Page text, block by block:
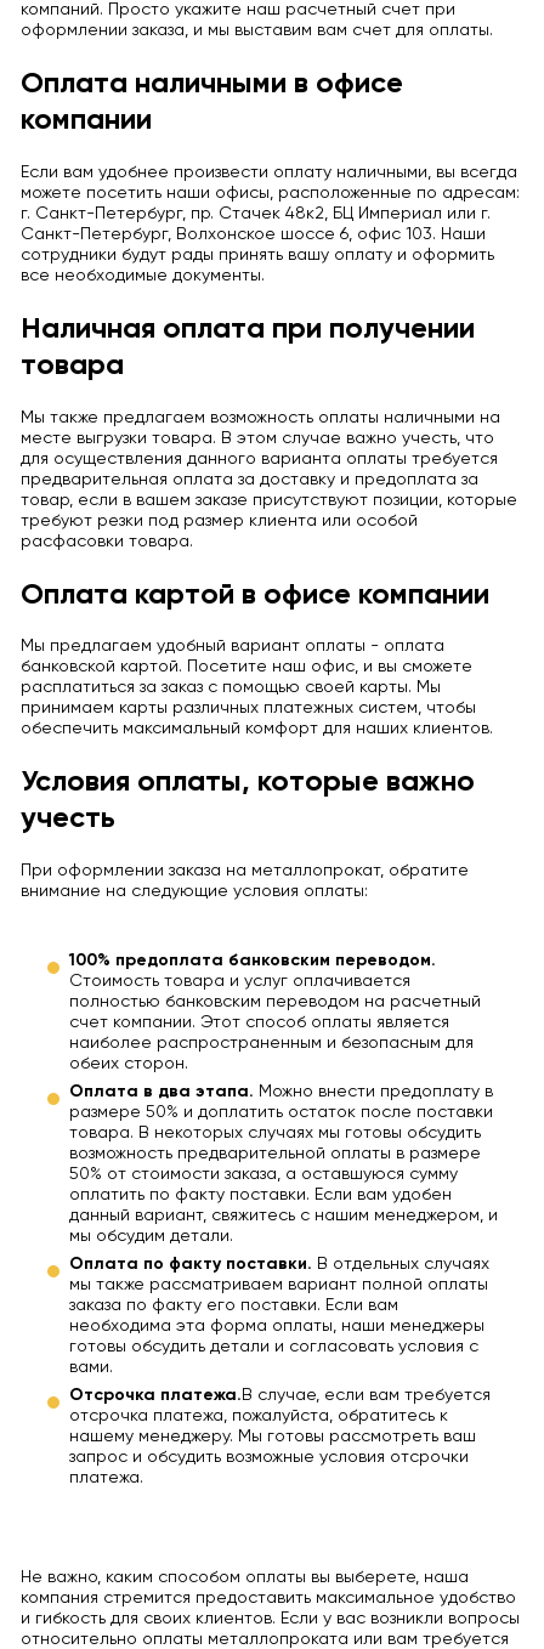
компаний. Просто укажите наш расчетный счет при
оформлении заказа, и мы выставим вам счет для оплаты.
Оплата наличными в офисе
компании
Если вам удобнее произвести оплату наличными, вы всегда
можете посетить наши офисы, расположенные по адресам:
г. Санкт-Петербург, пр. Стачек 48к2, БЦ Империал или г.
Санкт-Петербург, Волхонское шоссе 6, офис 103. Наши
сотрудники будут рады принять вашу оплату и оформить
все необходимые документы.
Наличная оплата при получении
товара
Мы также предлагаем возможность оплаты наличными на
месте выгрузки товара. В этом случае важно учесть, что
для осуществления данного варианта оплаты требуется
предварительная оплата за доставку и предоплата за
товар, если в вашем заказе присутствуют позиции, которые
требуют резки под размер клиента или особой
расфасовки товара.
Оплата картой в офисе компании
Мы предлагаем удобный вариант оплаты - оплата
банковской картой. Посетите наш офис, и вы сможете
расплатиться за заказ с помощью своей карты. Мы
принимаем карты различных платежных систем, чтобы
обеспечить максимальный комфорт для наших клиентов.
Условия оплаты, которые важно
учесть
При оформлении заказа на металлопрокат, обратите
внимание на следующие условия оплаты:
100% предоплата банковским переводом.
Стоимость товара и услуг оплачивается
полностью банковским переводом на расчетный
счет компании. Этот способ оплаты является
наиболее распространенным и безопасным для
обеих сторон.
Оплата в два этапа. Можно внести предоплату в
размере 50% и доплатить остаток после поставки
товара. В некоторых случаях мы готовы обсудить
возможность предварительной оплаты в размере
50% от стоимости заказа, а оставшуюся сумму
оплатить по факту поставки. Если вам удобен
данный вариант, свяжитесь с нашим менеджером, и
мы обсудим детали.
Оплата по факту поставки. В отдельных случаях
мы также рассматриваем вариант полной оплаты
заказа по факту его поставки. Если вам
необходима эта форма оплаты, наши менеджеры
готовы обсудить детали и согласовать условия с
вами.
Отсрочка платежа. В случае, если вам требуется
отсрочка платежа, пожалуйста, обратитесь к
нашему менеджеру. Мы готовы рассмотреть ваш
запрос и обсудить возможные условия отсрочки
платежа.
Не важно, каким способом оплаты вы выберете, наша
компания стремится предоставить максимальное удобство
и гибкость для своих клиентов. Если у вас возникли вопросы
относительно оплаты металлопроката или вам требуется